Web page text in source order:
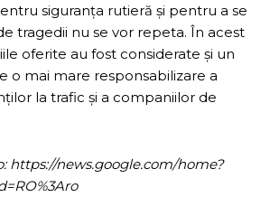
siguranța rutieră și pentru a se
tragedii nu se vor repeta. În acest
oferite au fost considerate și un
o mai mare responsabilizare a
la trafic și a companiilor de
https://news.google.com/home?